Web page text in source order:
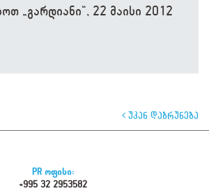
„გარდიანი“, 22 მაისი 2012
უკან დაბრუნება
PR ოფისი:
+995 32 2953582